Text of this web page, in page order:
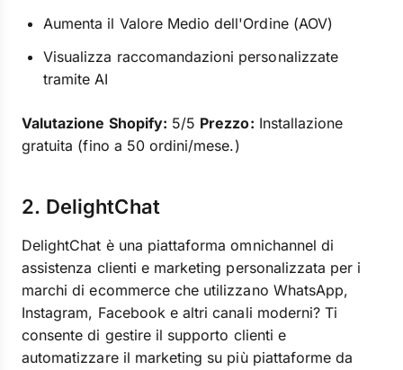
Aumenta il Valore Medio dell'Ordine (AOV)
Visualizza raccomandazioni personalizzate
tramite AI
Valutazione Shopify: 5/5 Prezzo: Installazione
gratuita (fino a 50 ordini/mese.)
2. DelightChat
DelightChat è una piattaforma omnichannel di
assistenza clienti e marketing personalizzata per i
marchi di ecommerce che utilizzano WhatsApp,
Instagram, Facebook e altri canali moderni? Ti
consente di gestire il supporto clienti e
automatizzare il marketing su più piattaforme da